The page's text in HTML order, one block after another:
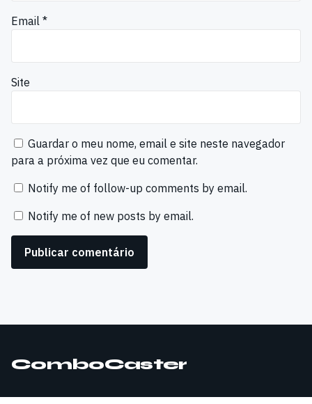
Email *
Site
Guardar o meu nome, email e site neste navegador
para a próxima vez que eu comentar.
Notify me of follow-up comments by email.
Notify me of new posts by email.
ComboCaster